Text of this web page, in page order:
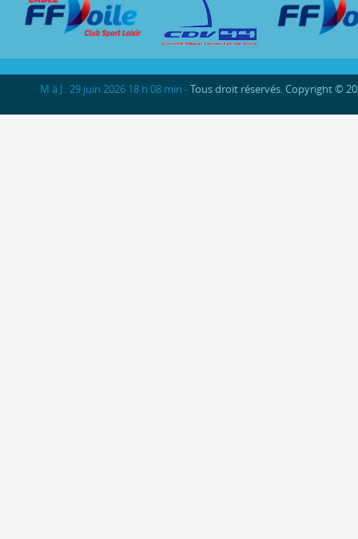
M à J : 29 juin 2026 18 h 08 min -Tous droit réservés. Copyright ©